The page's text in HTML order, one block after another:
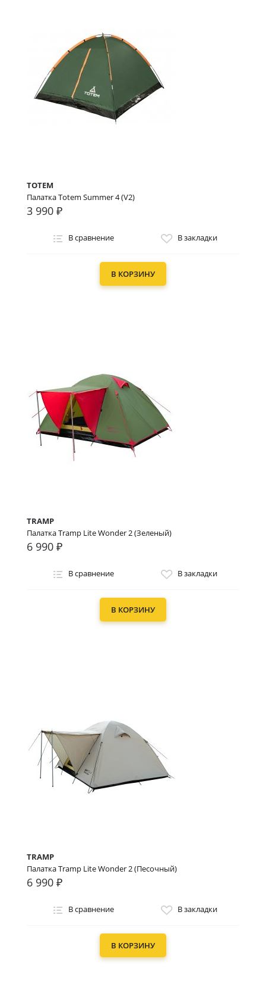
TOTEM
Палатка Totem Summer 4 (V2)
3 990 ₽
В сравнение В закладки
В КОРЗИНУ
TRAMP
Палатка Tramp Lite Wonder 2 (Зеленый)
6 990 ₽
В сравнение В закладки
В КОРЗИНУ
TRAMP
Палатка Tramp Lite Wonder 2 (Песочный)
6 990 ₽
В сравнение В закладки
В КОРЗИНУ